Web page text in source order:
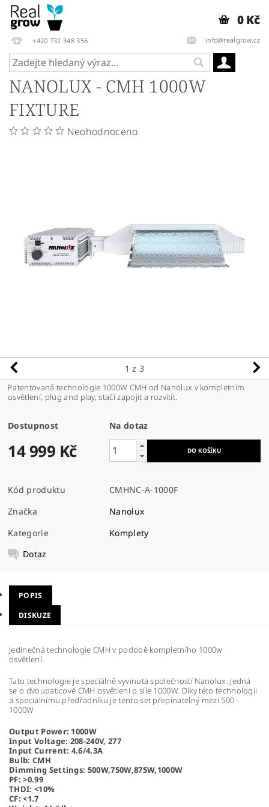
+420 732 348 356 info@realgrow.cz
0 Kč
NANOLUX - CMH 1000W
FIXTURE
Neohodnoceno
1 z 3
Patentovaná technologie 1000W CMH od Nanolux v kompletním
osvětlení, plug and play, stačí zapojit a rozvítit.
Dostupnost Na dotaz
14 999 Kč
Kód produktu
CMHNC-A-1000F
Značka
Nanolux
Kategorie
Komplety
Dotaz
POPIS
DISKUZE
Jedinečná technologie CMH v podobě kompletního 1000w
osvětlení.
Tato technologie je speciálně vyvinutá společností Nanolux. Jedná
se o dvoupaticové CMH osvětlení o síle 1000W. Díky této technologii
a speciálnímu předřadníku je tento set přepínatelný mezi 500 -
1000W
Output Power: 1000W
Input Voltage: 208-240V, 277
Input Current: 4.6/4.3A
Bulb: CMH
Dimming Settings: 500W,750W,875W,1000W
PF: >0.99
THDI: <10%
CF: <1.7